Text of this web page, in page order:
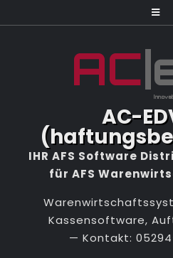
to
AC-
Kassensoftware,